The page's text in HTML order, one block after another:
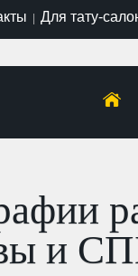
| Для тату-
и